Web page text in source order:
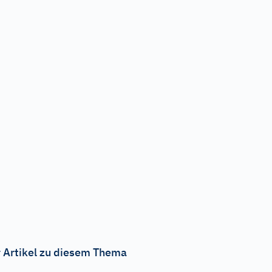
Artikel zu diesem Thema